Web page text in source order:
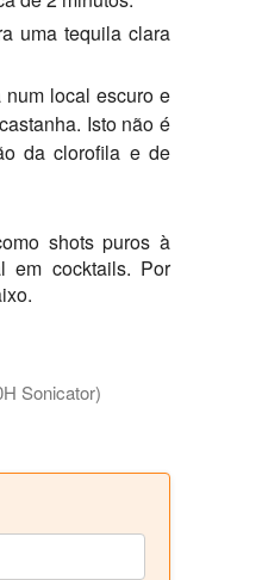
uma tequila clara
local escuro e
Isto não é
da clorofila e de
shots puros à
em cocktails. Por
Sonicator)